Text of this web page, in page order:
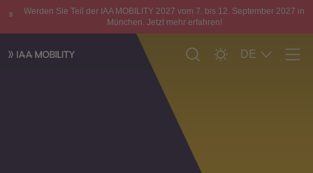
Werden Sie Teil der IAA MOBILITY 2027 vom 7. bis 12. September 2027 in
München. Jetzt mehr erfahren!
DE